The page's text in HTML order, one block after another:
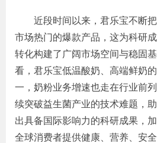
近段时间以来，君乐宝不断
市场热门的爆款产品，这为科研
转化构建了广阔市场空间与稳固
看，君乐宝低温酸奶、高端鲜奶
一，奶粉业务增速也走在行业前
续突破益生菌产业的技术难题，
出具备国际影响力的科研成果，
全球消费者提供健康、营养、安全